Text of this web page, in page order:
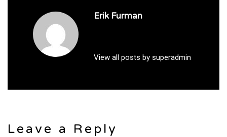
Erik Furman
View all posts by superadmin
Leave a Reply